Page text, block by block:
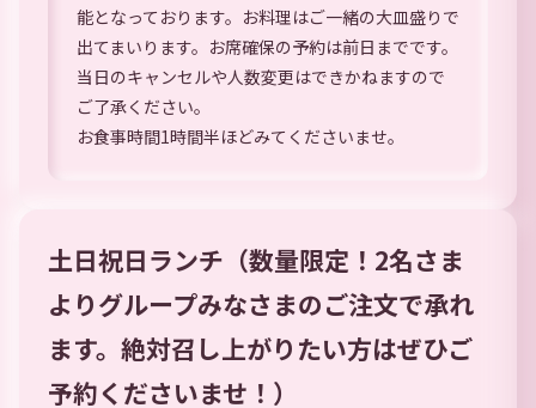
能となっております。お料理はご一緒の大皿盛りで
出てまいります。お席確保の予約は前日までです。
当日のキャンセルや人数変更はできかねますので
ご了承ください。
お食事時間1時間半ほどみてくださいませ。
土日祝日ランチ（数量限定！2名さま
よりグループみなさまのご注文で承れ
ます。絶対召し上がりたい方はぜひご
予約くださいませ！）